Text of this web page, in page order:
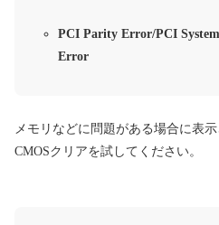
PCI Parity Error/PCI
Error
メモリなどに問題がある場合に表
CMOSクリアを試してください。